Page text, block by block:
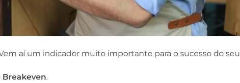
aí um indicador muito importante para o sucesso do seu
Breakeven.